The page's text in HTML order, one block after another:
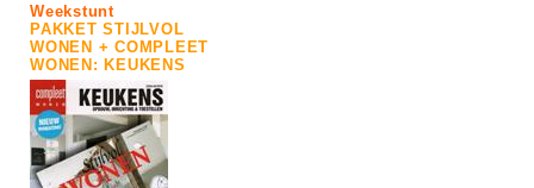
Weekstunt
PAKKET STIJLVOL
WONEN + COMPLEET
WONEN: KEUKENS